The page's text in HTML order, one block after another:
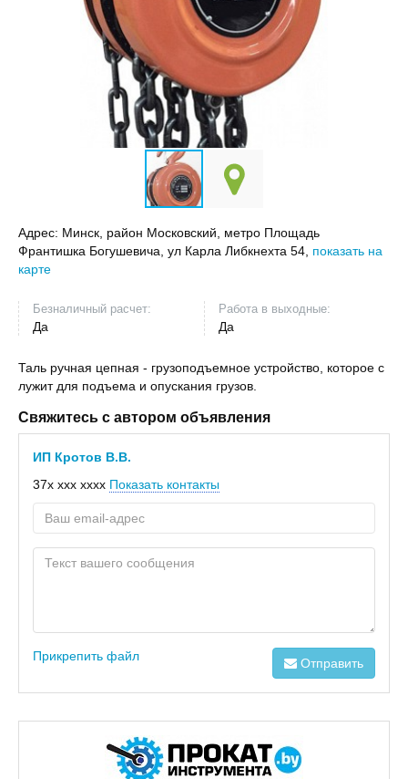
Адрес: Минск, район Московский, метро Площадь
Франтишка Богушевича, ул Карла Либкнехта 54, показать на
карте
Безналичный расчет:
Да
Работа в выходные:
Да
Таль ручная цепная - грузоподъемное устройство, которое с
лужит для подъема и опускания грузов.
Свяжитесь с автором объявления
ИП Кротов В.В.
37x xxx xxxx Показать контакты
Прикрепить файл Отправить